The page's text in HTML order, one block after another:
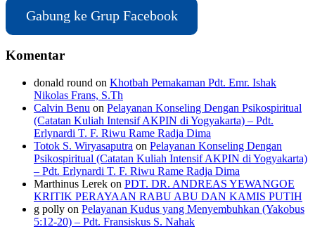
Gabung ke Grup Facebook
Komentar
donald round on Khotbah Pemakaman Pdt. Emr. Ishak
Nikolas Frans, S.Th
Calvin Benu on Pelayanan Konseling Dengan Psikospiritual
(Catatan Kuliah Intensif AKPIN di Yogyakarta) – Pdt.
Erlynardi T. F. Riwu Rame Radja Dima
Totok S. Wiryasaputra on Pelayanan Konseling Dengan
Psikospiritual (Catatan Kuliah Intensif AKPIN di Yogyakarta)
– Pdt. Erlynardi T. F. Riwu Rame Radja Dima
Marthinus Lerek on PDT. DR. ANDREAS YEWANGOE
KRITIK PERAYAAN RABU ABU DAN KAMIS PUTIH
g polly on Pelayanan Kudus yang Menyembuhkan (Yakobus
5:12-20) – Pdt. Fransiskus S. Nahak